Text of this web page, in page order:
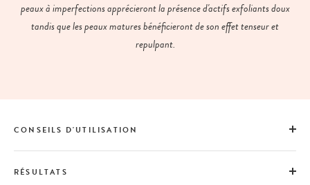
peaux à imperfections apprécieront la présence d'actifs exfoliants doux
tandis que les peaux matures bénéficieront de son effet tenseur et
repulpant.
CONSEILS D'UTILISATION
RÉSULTATS